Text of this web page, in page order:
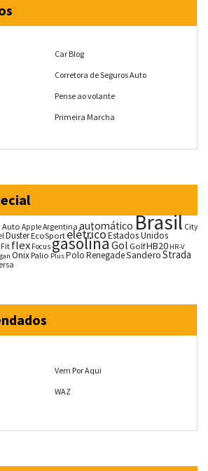
Car Blog
Corretora de Seguros Auto
Pense ao volante
Primeira Marcha
Auto AppleArgentina automáticoBrasil City
DusterEcoSportelétricoEstados Unidos
Fit flex FocusgasolinaGol GolfHB20 HR-V
OnixPalio PlusPoloRenegadeSanderoStrada
Vem Por Aqui
WAZ